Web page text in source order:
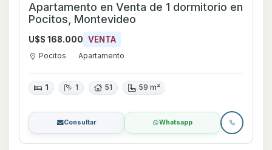
Apartamento en Venta de 1 dormitorio en
Pocitos, Montevideo
U$S 168.000 VENTA
Pocitos Apartamento
1 1 51 59 m²
Consultar Whatsapp